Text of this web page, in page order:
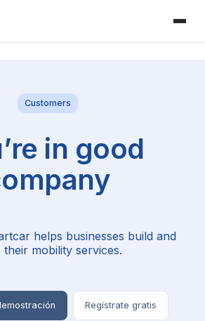
Customers
in good
helps businesses build and
their mobility services.
Regístrate gratis